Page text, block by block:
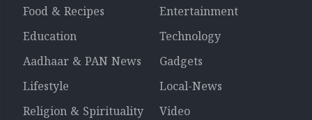
Food & Recipes
Entertainment
Education
Technology
Aadhaar & PAN News
Gadgets
Lifestyle
Local-News
Religion & Spirituality
Video